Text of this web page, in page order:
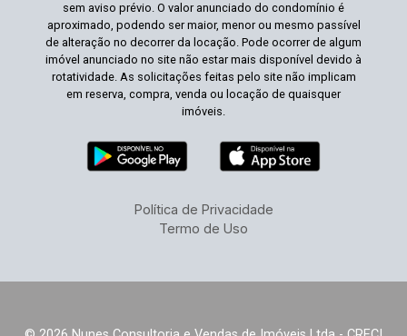
sem aviso prévio. O valor anunciado do condomínio é
aproximado, podendo ser maior, menor ou mesmo passível
de alteração no decorrer da locação. Pode ocorrer de algum
imóvel anunciado no site não estar mais disponível devido à
rotatividade. As solicitações feitas pelo site não implicam
em reserva, compra, venda ou locação de quaisquer
imóveis.
Política de Privacidade
Termo de Uso